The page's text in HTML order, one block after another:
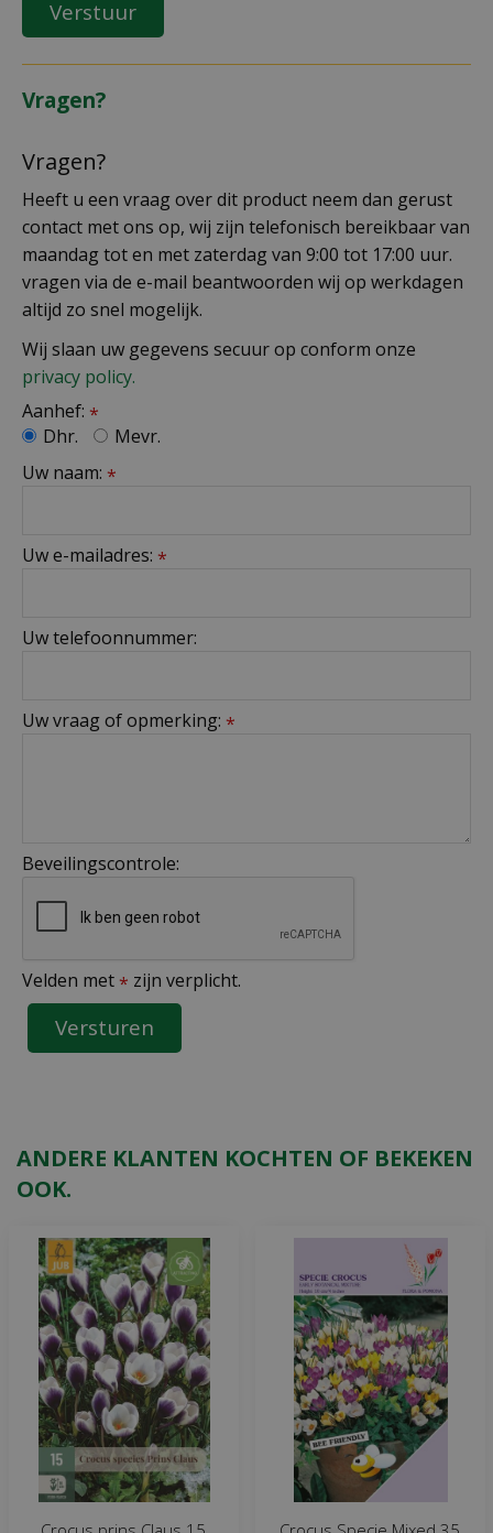
Vragen?
Vragen?
Heeft u een vraag over dit product neem dan gerust
contact met ons op, wij zijn telefonisch bereikbaar van
maandag tot en met zaterdag van 9:00 tot 17:00 uur.
vragen via de e-mail beantwoorden wij op werkdagen
altijd zo snel mogelijk.
Wij slaan uw gegevens secuur op conform onze
privacy policy.
Aanhef: *
Dhr.
Mevr.
Uw naam: *
Uw e-mailadres: *
Uw telefoonnummer:
Uw vraag of opmerking: *
Beveilingscontrole:
Velden met * zijn verplicht.
ANDERE KLANTEN KOCHTEN OF BEKEKEN
OOK.